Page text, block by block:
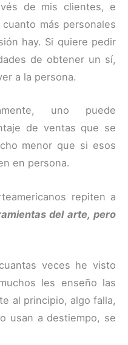
de mis clientes, e
más personales
hay. Si quiere pedir
de obtener un sí,
a la persona.
uno puede
de ventas que se
menor que si esos
en persona.
repiten a
del arte, pero
veces he visto
les enseño las
al principio, algo falla,
usan a destiempo, se